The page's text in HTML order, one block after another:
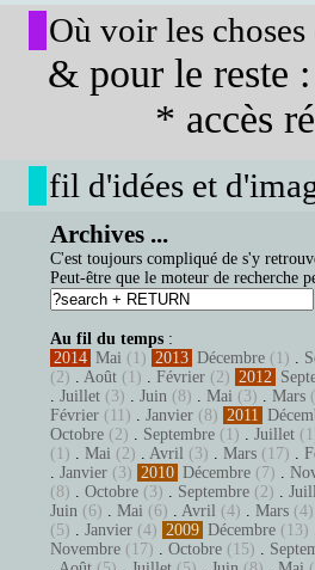
Où voir les
& pour le reste :
* accès
fil d'idées et
Archives ...
C'est toujours compliqué de s'y
Peut-être que le moteur de recherche
Au fil du temps :
2014 Mai (1) 2013 Décembre (1) .
(2) . Août (1) . Février (2) 2012
. Juillet (3) . Juin (8) . Mai (3) . Mars
Février (11) . Janvier (8) 2011
Octobre (2) . Septembre (1) . Juillet
(1) . Mai (2) . Avril (3) . Mars (17) .
. Janvier (3) 2010 Décembre (7) .
(8) . Octobre (3) . Septembre (2) .
Juin (6) . Mai (6) . Avril (4) . Mars (4)
(5) . Janvier (4) 2009 Décembre (13)
Novembre (17) . Octobre (15) .